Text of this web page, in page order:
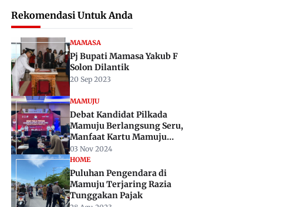
Rekomendasi Untuk Anda
MAMASA
Pj Bupati Mamasa Yakub F
Solon Dilantik
20 Sep 2023
MAMUJU
Debat Kandidat Pilkada
Mamuju Berlangsung Seru,
Manfaat Kartu Mamuju
Keren Tiba-tiba Ditanyakan
03 Nov 2024
HOME
Puluhan Pengendara di
Mamuju Terjaring Razia
Tunggakan Pajak